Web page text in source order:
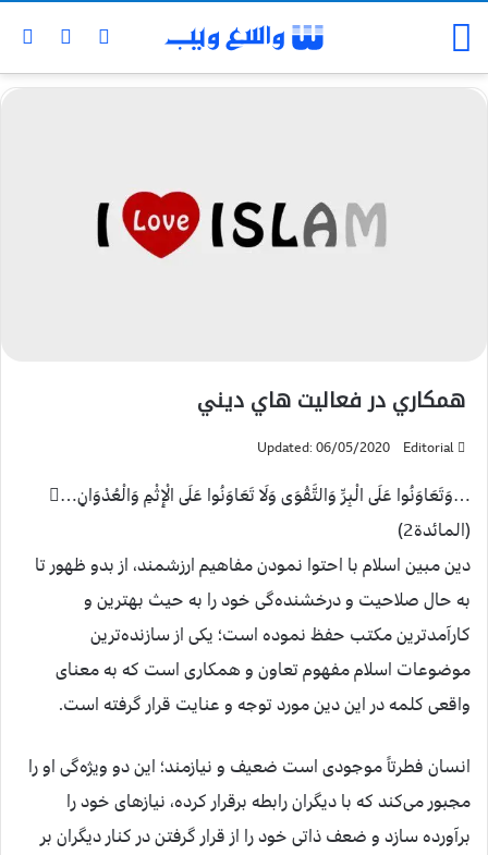
همكاري در فعاليت ‌هاي ديني
Editorial
Updated: 06/05/2020
…وَتَعَاوَنُوا عَلَى الْبِرِّ وَالتَّقْوَى وَلَا تَعَاوَنُوا عَلَى الْإِثْمِ وَالْعُدْوَانِ…
(المائدة2)
دين مبين اسلام با احتوا نمودن مفاهيم ارزشمند، از بدو ظهور تا
به حال صلاحيت و درخشنده‌گی خود را به حيث بهترين و
كارآمدترين مكتب حفظ نموده است؛ يكی از سازنده‌ترين
موضوعات اسلام مفهوم تعاون و همكاری است كه به معنای
واقعی كلمه در اين دين مورد توجه و عنايت قرار گرفته است.
انسان فطرتاً موجودی است ضعيف و نيازمند؛ اين دو ويژه‌گی او را
مجبور می‌كند كه با ديگران رابطه برقرار كرده، نيازهای خود را
برآورده سازد و ضعف ذاتی خود را از قرار گرفتن در كنار ديگران بر